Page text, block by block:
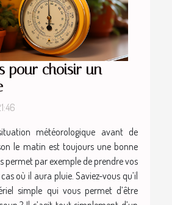
pour choisir un
météorologique avant de
le matin est toujours une bonne
permet par exemple de prendre vos
où il aura pluie. Saviez-vous qu’il
simple qui vous permet d’être